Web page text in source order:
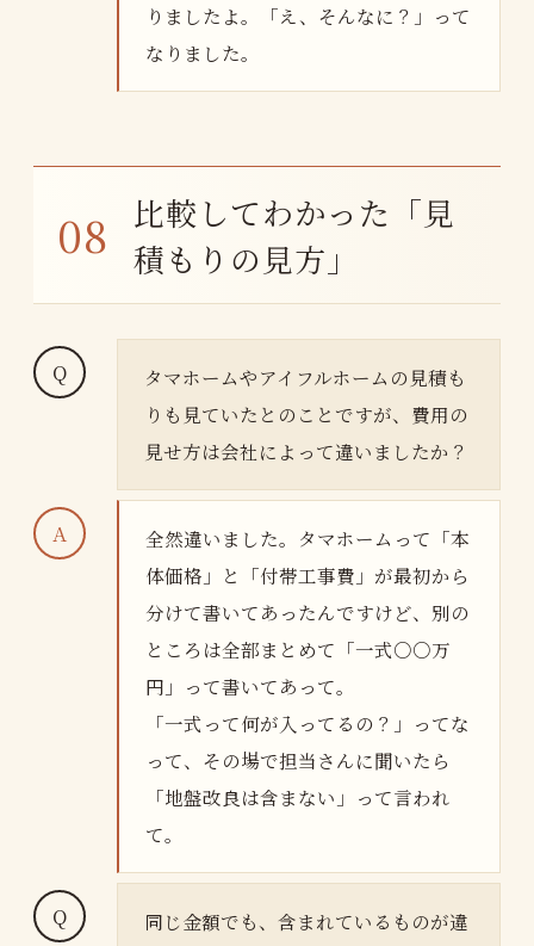
りましたよ。「え、そんなに？」って
なりました。
比較してわかった「見
積もりの見方」
タマホームやアイフルホームの見積も
りも見ていたとのことですが、費用の
見せ方は会社によって違いましたか？
全然違いました。タマホームって「本
体価格」と「付帯工事費」が最初から
分けて書いてあったんですけど、別の
ところは全部まとめて「一式○○万
円」って書いてあって。
「一式って何が入ってるの？」ってな
って、その場で担当さんに聞いたら
「地盤改良は含まない」って言われ
て。
同じ金額でも、含まれているものが違